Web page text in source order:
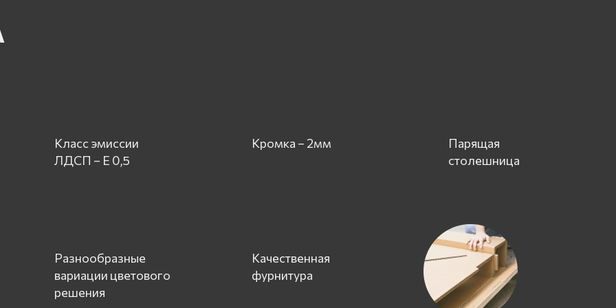
Класс эмиссии
ЛДСП – Е 0,5
Кромка – 2мм
Парящая
столешница
Разнообразные
вариации цветового
решения
Качественная
фурнитура